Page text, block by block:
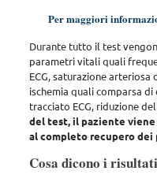
Per maggiori
Durante tutto il test
parametri vitali quali
ECG, saturazione
ischemia quali comparsa
tracciato ECG, riduzione
del test, il paziente
al completo recupero dei
Cosa dicono i risultati